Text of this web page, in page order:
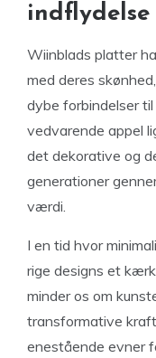
Wiinblads platter
med deres
dybe forbindelser
vedvarende appel
det dekorative og
generationer
værdi.
I en tid hvor
rige designs et
minder os om
transformative
enestående evner